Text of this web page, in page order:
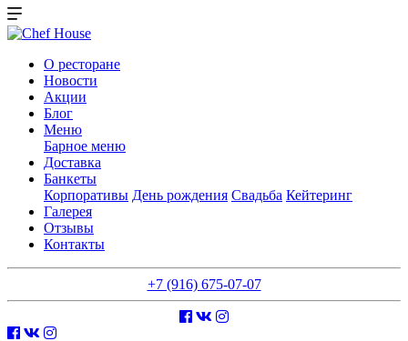
О ресторане
Новости
Акции
Блог
Меню
Барное меню
Доставка
Банкеты
Корпоративы День рождения Свадьба Кейтеринг
Галерея
Отзывы
Контакты
+7 (916) 675-07-07